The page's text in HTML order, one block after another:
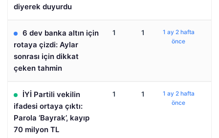
diyerek duyurdu
6 dev banka altın için
rotaya çizdi: Aylar
sonrası için dikkat
çeken tahmin
1 1
1 ay 2 hafta
önce
İYİ Partili vekilin
ifadesi ortaya çıktı:
Parola ‘Bayrak’, kayıp
70 milyon TL
1 1
1 ay 2 hafta
önce